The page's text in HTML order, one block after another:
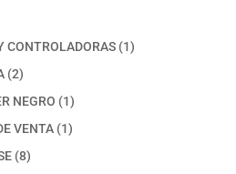
CONTROLADORAS 11
22
productos
NEGRO 11
producto
VENTA 11
88